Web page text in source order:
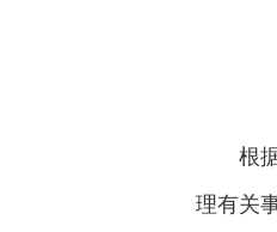
根
理有关